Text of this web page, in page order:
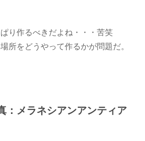
り作るべきだよね・・・苦笑
所をどうやって作るかが問題だ。
：メラネシアンアンティア